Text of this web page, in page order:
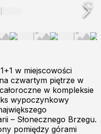
w miejscowości
czwartym piętrze w
w kompleksie
wypoczynkowy
– Słonecznego Brzegu.
pomiędzy górami